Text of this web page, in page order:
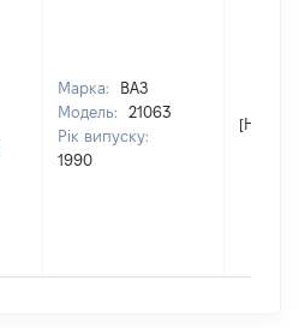
Марка:
ВАЗ
Модель:
21063
Рік випуску:
1990
[Не